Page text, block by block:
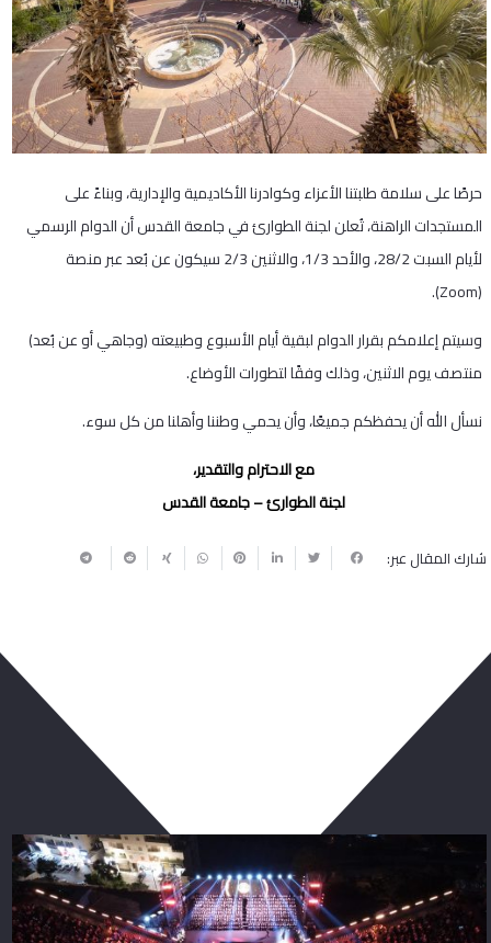
حرصًا على سلامة طلبتنا الأعزاء وكوادرنا الأكاديمية والإدارية، وبناءً على
المستجدات الراهنة، تُعلن لجنة الطوارئ في جامعة القدس أن الدوام الرسمي
لأيام السبت 28/2، والأحد 1/3، والاثنين 2/3 سيكون عن بُعد عبر منصة
(Zoom).
وسيتم إعلامكم بقرار الدوام لبقية أيام الأسبوع وطبيعته (وجاهي أو عن بُعد)
منتصف يوم الاثنين، وذلك وفقًا لتطورات الأوضاع.
نسأل الله أن يحفظكم جميعًا، وأن يحمي وطننا وأهلنا من كل سوء.
مع الاحترام والتقدير،
لجنة الطوارئ – جامعة القدس
شارك المقال عبر: